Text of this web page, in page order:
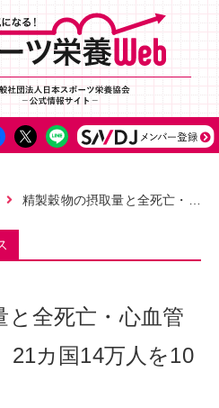
精製穀物の摂取量と全死亡・心血管死リスクが相関 21カ国14万人を10年追跡した結果
と全死亡・心血管
カ国14万人を10